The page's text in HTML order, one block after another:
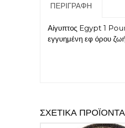
ΠΕΡΙΓΡΑΦΉ
Αίγυπτος Egypt 1
εγγυημένη εφ όρου
ΣΧΕΤΙΚΆ ΠΡΟΪΌΝΤΑ